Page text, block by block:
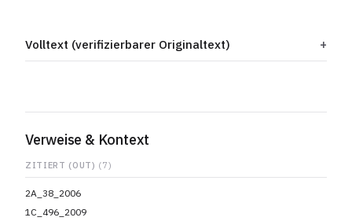
Volltext (verifizierbarer Originaltext)
Verweise & Kontext
ZITIERT (OUT) (7)
2A_38_2006
1C_496_2009